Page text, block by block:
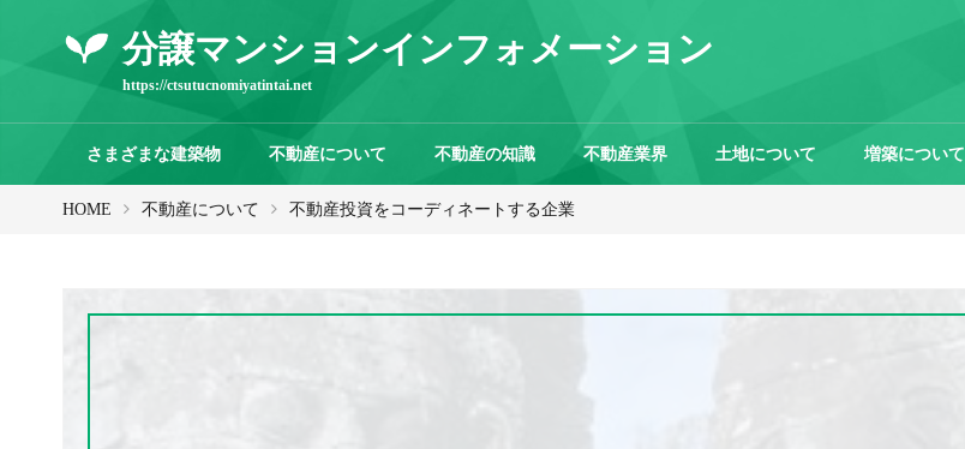
分譲マンションインフォメーション
https://ctsutucnomiyatintai.net
さまざまな建築物 不動産について 不動産の知識 不動産業界 土地について 増築について
HOME 不動産について 不動産投資をコーディネートする企業